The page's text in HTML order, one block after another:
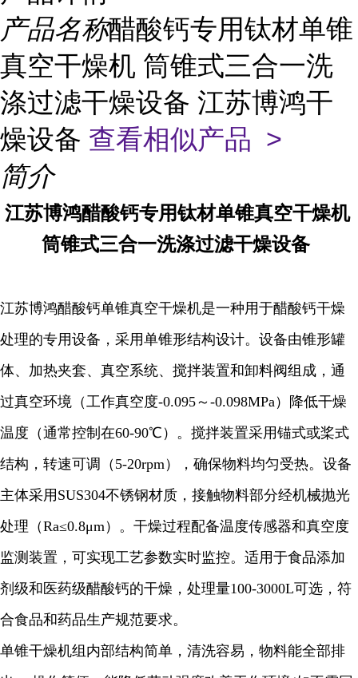
产品名称醋酸钙专用钛材单锥
真空干燥机 筒锥式三合一洗
涤过滤干燥设备 江苏博鸿干
燥设备 查看相似产品 >
简介
江苏博鸿醋酸钙专用钛材单锥真空干燥机
筒锥式三合一洗涤过滤干燥设备
江苏博鸿醋酸钙单锥真空干燥机是一种用于醋酸钙干燥
处理的专用设备，采用单锥形结构设计。设备由锥形罐
体、加热夹套、真空系统、搅拌装置和卸料阀组成，通
过真空环境（工作真空度-0.095～-0.098MPa）降低干燥
温度（通常控制在60-90℃）。搅拌装置采用锚式或桨式
结构，转速可调（5-20rpm），确保物料均匀受热。设备
主体采用SUS304不锈钢材质，接触物料部分经机械抛光
处理（Ra≤0.8μm）。干燥过程配备温度传感器和真空度
监测装置，可实现工艺参数实时监控。适用于食品添加
剂级和医药级醋酸钙的干燥，处理量100-3000L可选，符
合食品和药品生产规范要求。
单锥干燥机组内部结构简单，清洗容易，物料能全部排